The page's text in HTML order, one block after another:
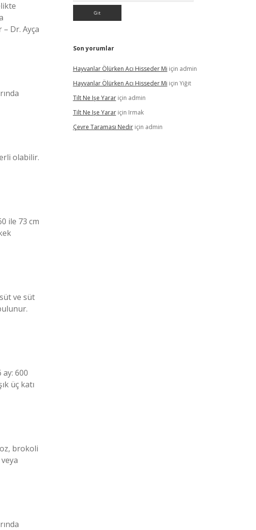
Dr. Ayça
olabilir.
ile 73 cm
ve süt
ay: 600
üç katı
brokoli
Son yorumlar
Hayvanlar Ölürken Acı Hisseder Mi için admin
Hayvanlar Ölürken Acı Hisseder Mi için Yiğit
Tilt Ne Işe Yarariçin admin
Tilt Ne Işe Yarariçin Irmak
Çevre Taraması Nediriçin admin